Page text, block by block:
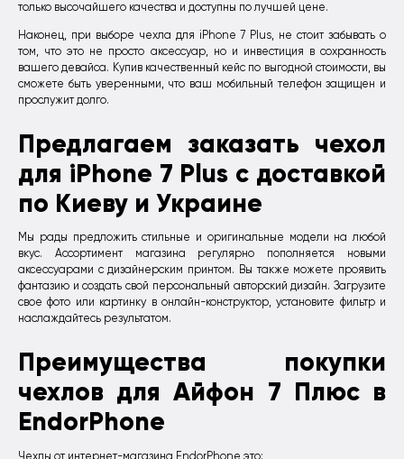
только высочайшего качества и доступны по лучшей цене.
Наконец, при выборе чехла для iPhone 7 Plus, не стоит забывать о
том, что это не просто аксессуар, но и инвестиция в сохранность
вашего девайса. Купив качественный кейс по выгодной стоимости, вы
сможете быть уверенными, что ваш мобильный телефон защищен и
прослужит долго.
Предлагаем заказать чехол
для iPhone 7 Plus с доставкой
по Киеву и Украине
Мы рады предложить стильные и оригинальные модели на любой
вкус. Ассортимент магазина регулярно пополняется новыми
аксессуарами с дизайнерским принтом. Вы также можете проявить
фантазию и создать свой персональный авторский дизайн. Загрузите
свое фото или картинку в онлайн-конструктор, установите фильтр и
наслаждайтесь результатом.
Преимущества покупки
чехлов для Aйфон 7 Плюс в
EndorPhone
Чехлы от интернет-магазина EndorPhone это: